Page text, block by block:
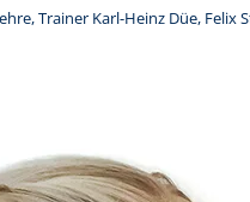
Trainer Karl-Heinz Düe, Felix